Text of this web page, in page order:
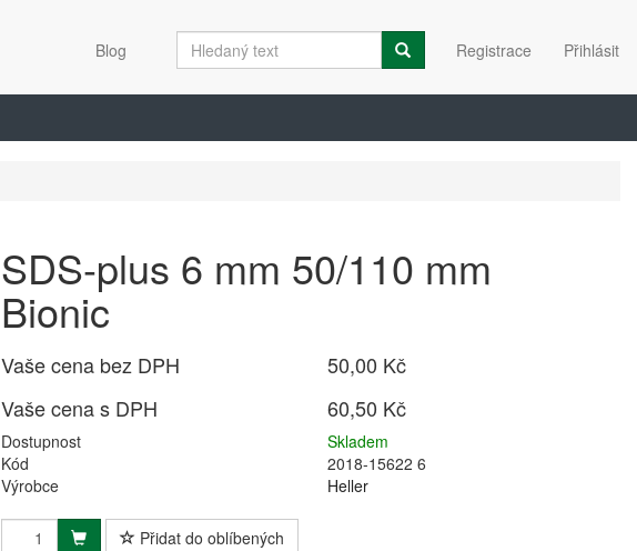
Registrace Přihlásit
Blog
SDS-plus 6 mm 50/110 mm
Bionic
Vaše cena bez DPH
50,00 Kč
Vaše cena s DPH
60,50 Kč
Dostupnost
Skladem
Kód
2018-15622 6
Výrobce
Heller
Přidat do oblíbených